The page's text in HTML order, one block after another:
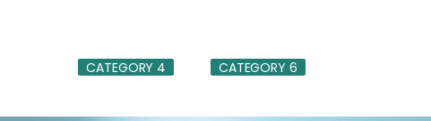
CATEGORY 4 CATEGORY 6